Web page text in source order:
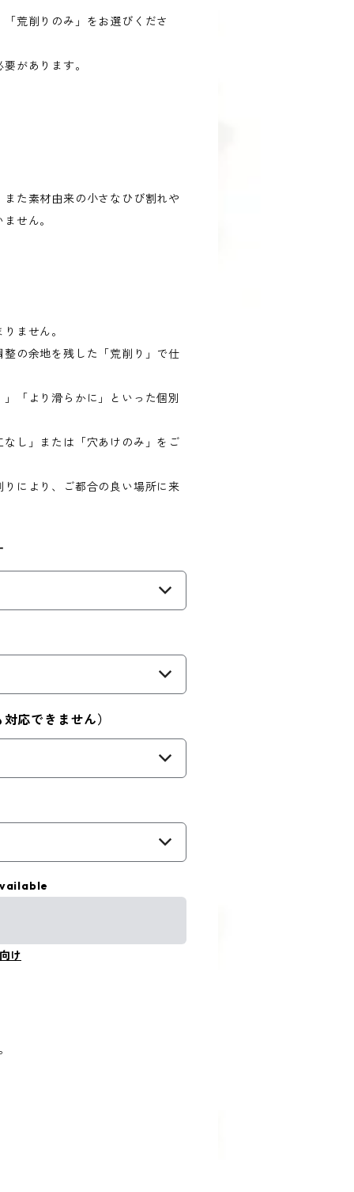
荒削りのみ」をお選びくださ
があります。
た素材由来の小さなひび割れや
せん。
ません。
の余地を残した「荒削り」で仕
「より滑らかに」といった個別
し」または「穴あけのみ」をご
により、ご都合の良い場所に来
応できません）
け